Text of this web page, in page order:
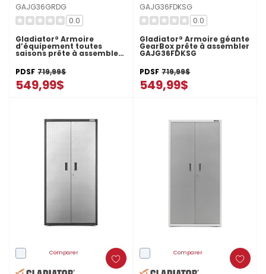
GAJG36GRDG
0.0
Gladiator® Armoire
d’équipement toutes
saisons prête à assembler
GAJG36GRDG
PDSF 719,99$
549,99$
GAJG36FDKSG
0.0
Gladiator® Armoire géante
GearBox prête à assembler
GAJG36FDKSG
PDSF 719,99$
549,99$
Comparer Comparer